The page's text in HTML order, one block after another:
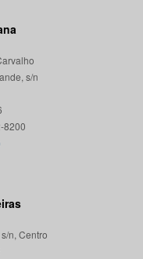
s/n
n, Centro